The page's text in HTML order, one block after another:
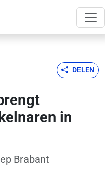
DELEN
in
Brabant